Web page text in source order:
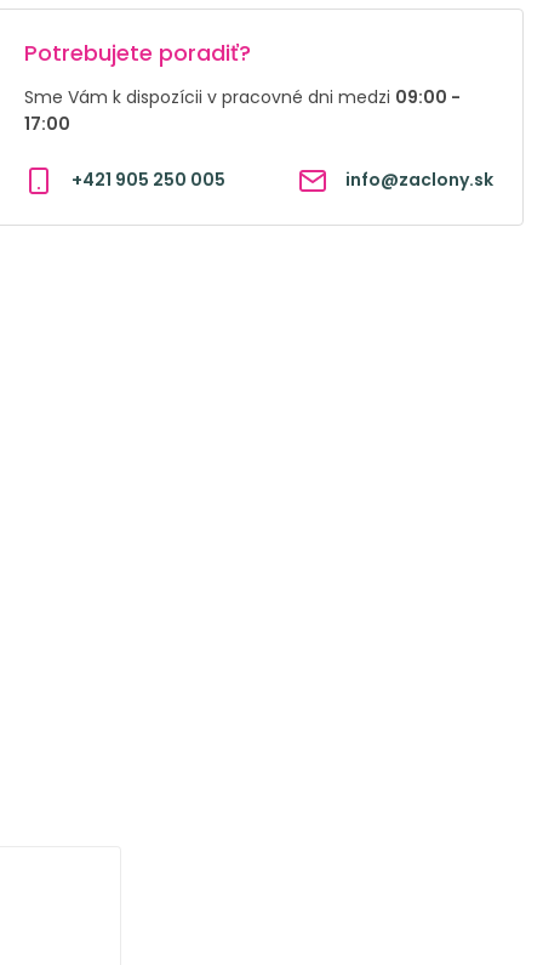
Potrebujete poradiť?
Sme Vám k dispozícii v pracovné dni medzi 09:00 -
17:00
+421 905 250 005 info@zaclony.sk